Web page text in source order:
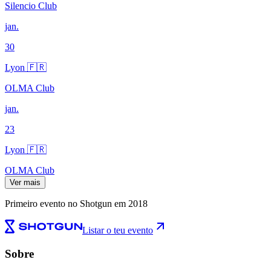
Silencio Club
jan.
30
Lyon 🇫🇷
OLMA Club
jan.
23
Lyon 🇫🇷
OLMA Club
Ver mais
Primeiro evento no Shotgun em 2018
Listar o teu evento
Sobre